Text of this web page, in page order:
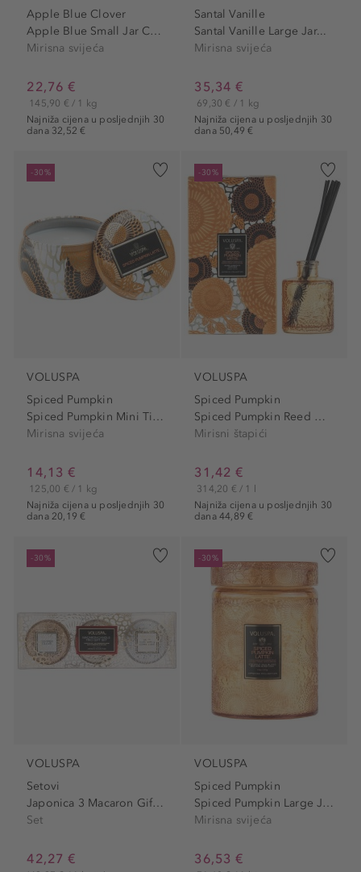
Apple Blue Clover
Apple Blue Small Jar Candle
Mirisna svijeća
22,76 €
Najniža cijena u posljednjih 30
dana 32,52 €
145,90 € / 1 kg
Santal Vanille
Santal Vanille Large Jar...
Mirisna svijeća
35,34 €
Najniža cijena u posljednjih 30
dana 50,49 €
69,30 € / 1 kg
-30%
VOLUSPA
Spiced Pumpkin
Spiced Pumpkin Mini Tin Candle
Mirisna svijeća
14,13 €
Najniža cijena u posljednjih 30
dana 20,19 €
125,00 € / 1 kg
-30%
VOLUSPA
Spiced Pumpkin
Spiced Pumpkin Reed Diffuser
Mirisni štapići
31,42 €
Najniža cijena u posljednjih 30
dana 44,89 €
314,20 € / 1 l
-30%
VOLUSPA
Setovi
Japonica 3 Macaron Giftset
Set
42,27 €
-30%
VOLUSPA
Spiced Pumpkin
Spiced Pumpkin Large Jar...
Mirisna svijeća
36,53 €